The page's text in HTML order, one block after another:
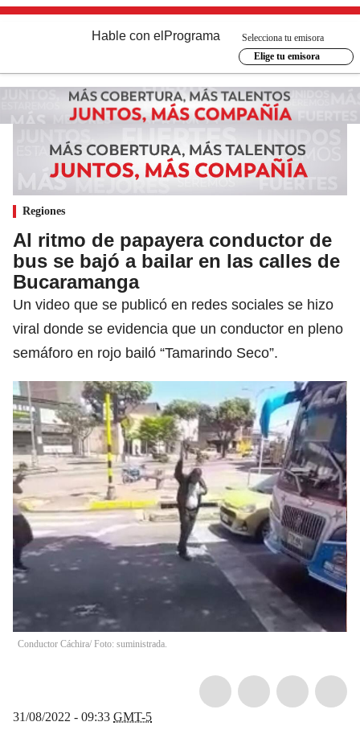
Hable con el Programa
Selecciona tu emisora
Elige tu emisora
Regiones
Al ritmo de papayera conductor de
bus se bajó a bailar en las calles de
Bucaramanga
Un video que se publicó en redes sociales se hizo
viral donde se evidencia que un conductor en pleno
semáforo en rojo bailó “Tamarindo Seco”.
Conductor Cáchira/ Foto: suministrada.
31/08/2022 - 09:33 GMT-5